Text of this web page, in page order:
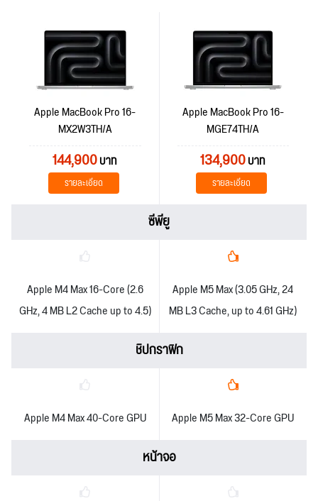
Apple MacBook Pro 16-
MX2W3TH/A
144,900บาท
รายละเอียด
Apple MacBook Pro 16-
MGE74TH/A
134,900บาท
รายละเอียด
ซีพียู
Apple M4 Max 16-Core (2.6
GHz, 4 MB L2 Cache up to 4.5)
Apple M5 Max (3.05 GHz, 24
MB L3 Cache, up to 4.61 GHz)
ชิปกราฟิก
Apple M4 Max 40-Core GPU Apple M5 Max 32-Core GPU
หน้าจอ